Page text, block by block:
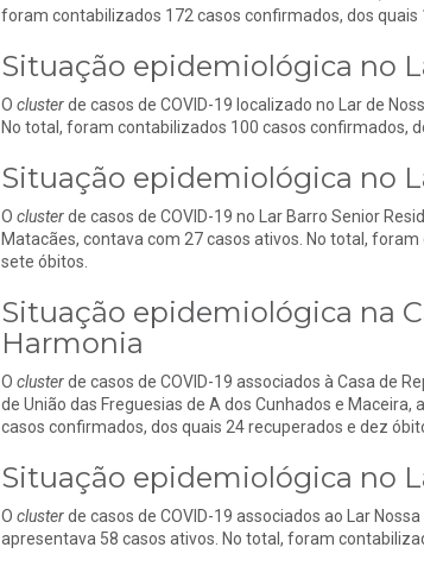
foram contabilizados 172 casos confirmados, dos quais
Situação epidemiológica no
O clusterde casos de COVID-19 localizado no Lar de
No total, foram contabilizados 100 casos confirmados,
Situação epidemiológica no
O clusterde casos de COVID-19 no Lar Barro Senior
Matacães, contava com 27 casos ativos. No total,
sete óbitos.
Situação epidemiológica na
Harmonia
O clusterde casos de COVID-19 associados à Casa de
de União das Freguesias de A dos Cunhados e
casos confirmados, dos quais 24 recuperados e dez
Situação epidemiológica no
O clusterde casos de COVID-19 associados ao Lar
apresentava 58 casos ativos. No total, foram